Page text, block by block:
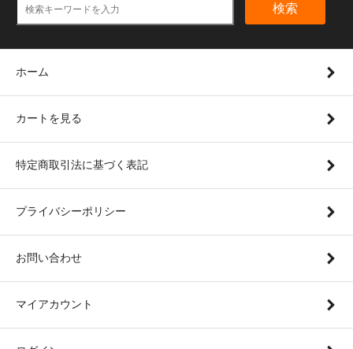
検索
ホーム
カートを見る
特定商取引法に基づく表記
プライバシーポリシー
お問い合わせ
マイアカウント